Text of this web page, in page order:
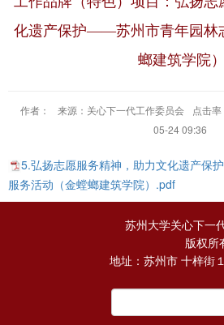
化遗产保护——苏州市青年园林
螂建筑学院）
作者： 来源：关心下一代工作委员会 点击率
05-24 09:36
5.弘扬志愿服务精神，助力文化遗产
服务活动（金螳螂建筑学院）.pdf
苏州大学关心下一
版权所
地址：苏州市 十梓街